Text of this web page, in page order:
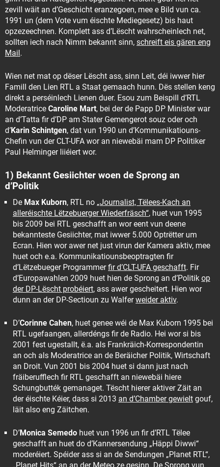
zevill wäit an d’Geschicht eranzegoen, mee e Bild vun ca.
1991 un (dem Vote vum éischte Mediegesetz) bis haut
opzezeechnen. Komplett ass d’Lëscht wahrscheinlech net,
sollten iech nach Nimm bekannt sinn, schreift eis gären eng
Mail.
Wien net mat op dëser Lëscht ass, sinn Leit, déi iwwer hier
Famill den Lien RTL a Staat gemaach hunn. Dës stellen keng
direkt a perséinlech Lienen duer. Esou zum Beispill d’RTL
Moderatrice Caroline Mart, bei der de Papp DP Minister war
an d’Tatta fir d’DP am Stater Gemengerot souz oder och
d’Karin Schintgen, dat vun 1990 un d’Kommunikatiouns-
Chefin vun der CLT-UFA wor an niewebäi mam DP Politiker
Paul Helminger liiéiert wor.
1) Bekannt Gesiichter woen de Sprong an
d’Politik
De Max Kuborn, RTL no „Journalist, Tëlees-Kach an
alleréischte Lëtzebuerger Wiederfräsch“, huet vun 1995
bis 2009 bei RTL geschafft an wor eent vun deene
bekannteste Gesiichter, mat iwwer 5.000 Optrëtter um
Ecran. Hien wor awer net just virun der Kamera aktiv, mee
huet och e.a. Kommunikatiounsbeoptragten fir
d’Lëtzebueger Programmerfir d’CLT-UFA geschafft. Fir
d’Europawahlen 2009 huet hien de Sprong an d’Politik op
der DP-Lëscht probéiert, ass awer gescheitert. Hien wor
dunn an der DP-Sectioun zu Walferweider aktiv.
D’Corinne Cahen, huet genee wéi de Max Kuborn 1995 bei
RTL ugefaangen, allerdéngs fir de Radio. Hei wor si bis
2001 fest ugestallt, ë.a. als Frankräich-Korrespondentin
an och als Moderatrice an de Beräicher Politik, Wirtschaft
an Droit. Vun 2001 bis 2004 huet si dann just nach
fräiberufflech fir RTL geschafft an niewebäi hiere
Schungbutték gemanaget. Tëscht hierer aktiver Zäit an
der éischte Kéier, dass si 2013 an d’Chamber gewielt gouf,
läit also eng Zäitchen.
D’Monica Semedo huet vun 1996 un fir d’RTL Tëlee
geschafft an huet do d’Kannersendung „Häppi Diwwi“
moderéiert. Spéider ass si an de Sendungen „Planet RTL“,